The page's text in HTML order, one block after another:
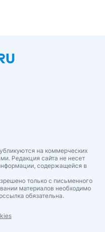
на коммерческих
Редакция сайта не несет
содержащейся в
только с письменного
материалов необходимо
обязательна.